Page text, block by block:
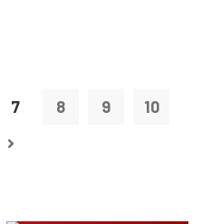
7 8 9 10